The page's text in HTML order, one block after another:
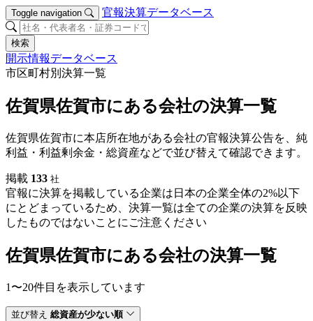
Toggle navigation 官報決算データベース
検索
開示情報データベース
市区町村別決算一覧
佐賀県佐賀市にある会社の決算一覧
佐賀県佐賀市に本店所在地がある会社の官報決算公告を、純
利益・利益剰余金・総資産などで並び替えて確認できます。
掲載 133 社
官報に決算を掲載している企業は日本の企業全体の2%以下
にとどまっているため、決算一覧は全ての企業の決算を反映
したものではないことにご注意ください
佐賀県佐賀市にある会社の決算一覧
1〜20件目を表示しています
並び替え 総資産が少ない順